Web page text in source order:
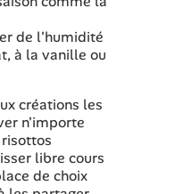
de l'humidité
à la vanille ou
créations les
n'importe
libre cours
de choix